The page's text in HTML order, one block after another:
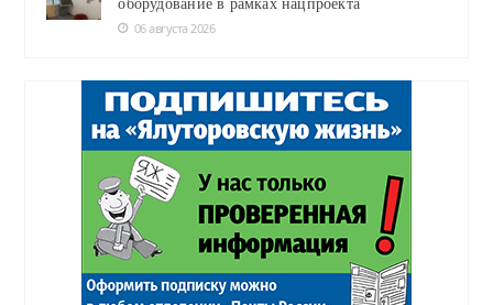
оборудование в рамках нацпроекта
06 августа 2026